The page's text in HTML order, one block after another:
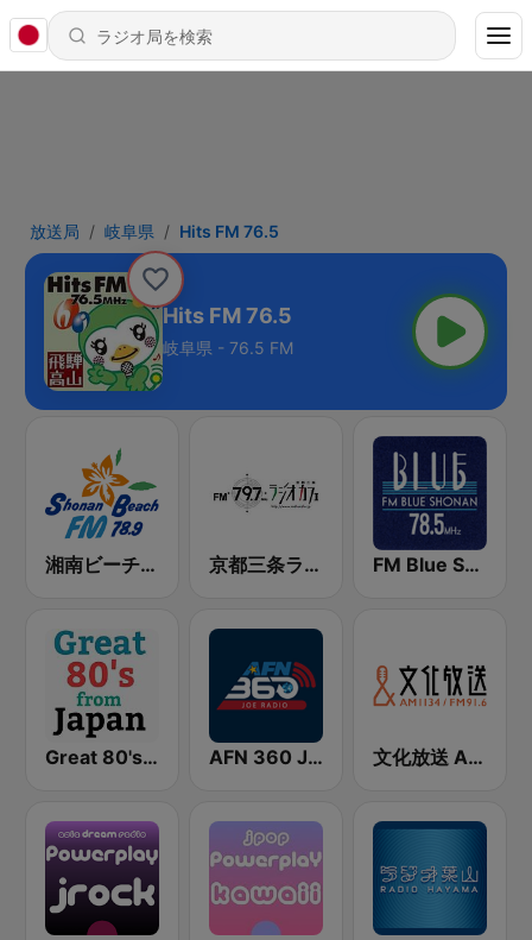
放送局 岐阜県 Hits FM 76.5
Hits FM 76.5
岐阜県 - 76.5 FM
湘南ビーチFM (Shonan Beach FM) 京都三条ラジオカフェ FM Blue Shonan
Great 80's from Japan AFN 360 Joe Radio 文化放送 AM 1134 (Nippon Cultural Broadcasting)